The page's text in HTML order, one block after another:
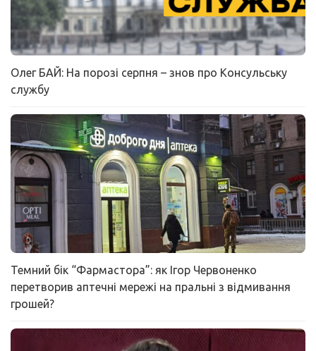
Олег БАЙ: На порозі серпня – знов про Консульську
службу
Темний бік “Фармастора”: як Ігор Червоненко
перетворив аптечні мережі на пральні з відмивання
грошей?